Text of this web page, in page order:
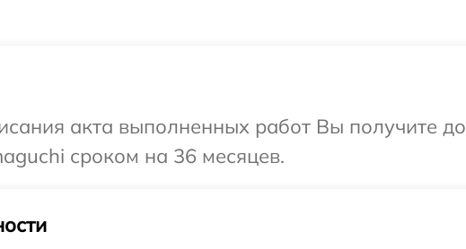
акта выполненных работ Вы получите
сроком на 36 месяцев.